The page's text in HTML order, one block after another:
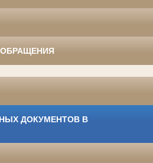
ДОКУМЕНТОВ В